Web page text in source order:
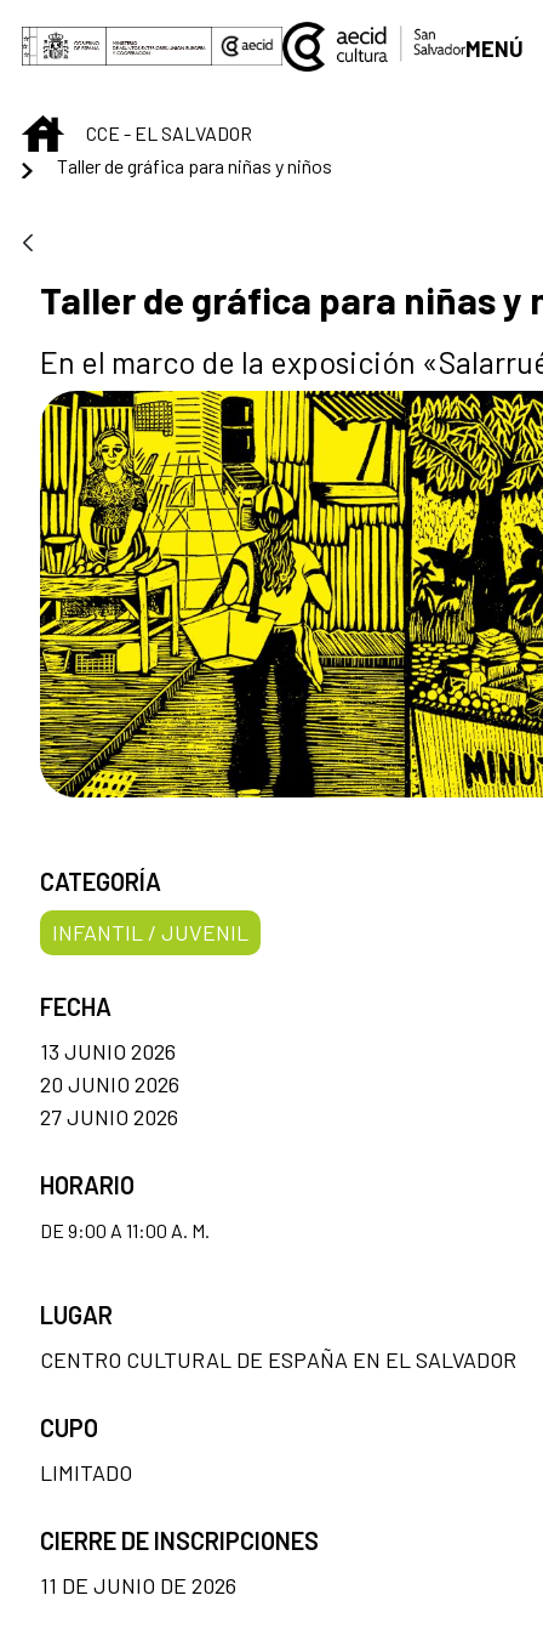
Saltar al contenido principal
MENÚ
INICIOCCE - EL SALVADOR
Taller de gráfica para niñas y niños
Taller de gráfica para niñas y
En el marco de la exposición
CATEGORÍA
INFANTIL / JUVENIL
FECHA
13 JUNIO 2026
20 JUNIO 2026
27 JUNIO 2026
HORARIO
DE 9:00 A 11:00 A. M.
LUGAR
CENTRO CULTURAL DE ESPAÑA EN EL SALVADOR
CUPO
LIMITADO
CIERRE DE INSCRIPCIONES
11 DE JUNIO DE 2026